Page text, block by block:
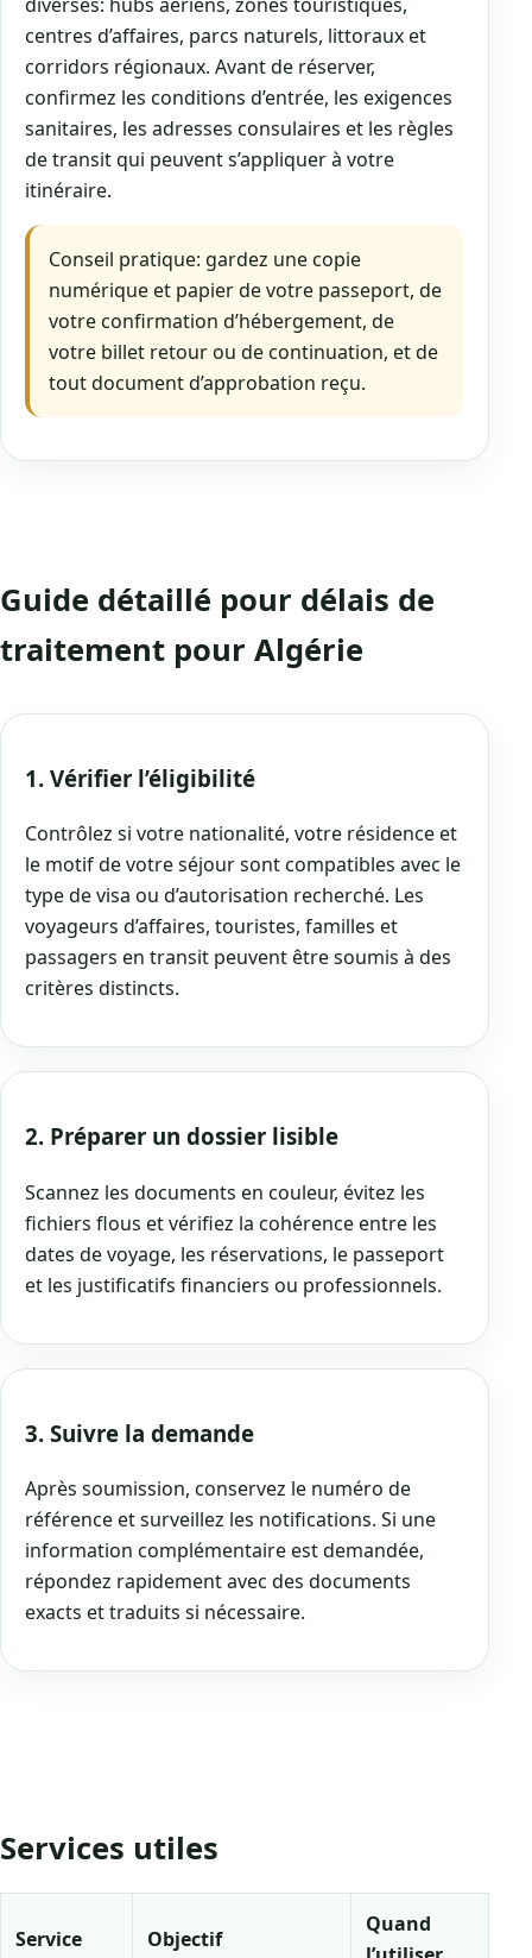
centres d’affaires, parcs naturels, littoraux et
corridors régionaux. Avant de réserver,
confirmez les conditions d’entrée, les exigences
sanitaires, les adresses consulaires et les règles
de transit qui peuvent s’appliquer à votre
itinéraire.
Conseil pratique: gardez une copie
numérique et papier de votre passeport, de
votre confirmation d’hébergement, de
votre billet retour ou de continuation, et de
tout document d’approbation reçu.
Guide détaillé pour délais de
traitement pour Algérie
1. Vérifier l’éligibilité
Contrôlez si votre nationalité, votre résidence et
le motif de votre séjour sont compatibles avec le
type de visa ou d’autorisation recherché. Les
voyageurs d’affaires, touristes, familles et
passagers en transit peuvent être soumis à des
critères distincts.
2. Préparer un dossier lisible
Scannez les documents en couleur, évitez les
fichiers flous et vérifiez la cohérence entre les
dates de voyage, les réservations, le passeport
et les justificatifs financiers ou professionnels.
3. Suivre la demande
Après soumission, conservez le numéro de
référence et surveillez les notifications. Si une
information complémentaire est demandée,
répondez rapidement avec des documents
exacts et traduits si nécessaire.
Services utiles
Service Objectif
Quand